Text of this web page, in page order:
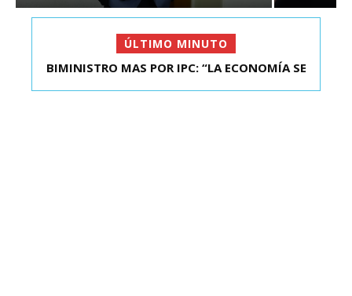
ÚLTIMO MINUTO
KAST SE REUNIÓ CON EL PRESIDENTE ELECTO DE
BIMINISTRO MAS POR IPC: “LA ECONOMÍA SE